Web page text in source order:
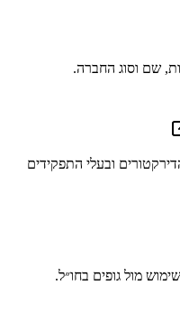
שם וסוג החברה.
ובעלי התפקידים
מול גופים בחו״ל.